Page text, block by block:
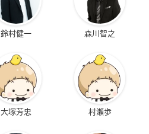
鈴村健一 森川智之
大塚芳忠 村瀬歩